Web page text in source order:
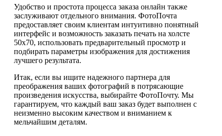
Удобство и простота процесса заказа онлайн также
заслуживают отдельного внимания. ФотоПочта
предоставляет своим клиентам интуитивно понятный
интерфейс и возможность заказать печать на холсте
50х70, использовать предварительный просмотр и
подбирать параметры изображения для достижения
лучшего результата.
Итак, если вы ищите надежного партнера для
преображения ваших фотографий в потрясающие
произведения искусства, выбирайте ФотоПочту. Мы
гарантируем, что каждый ваш заказ будет выполнен с
неизменно высоким качеством и вниманием к
мельчайшим деталям.